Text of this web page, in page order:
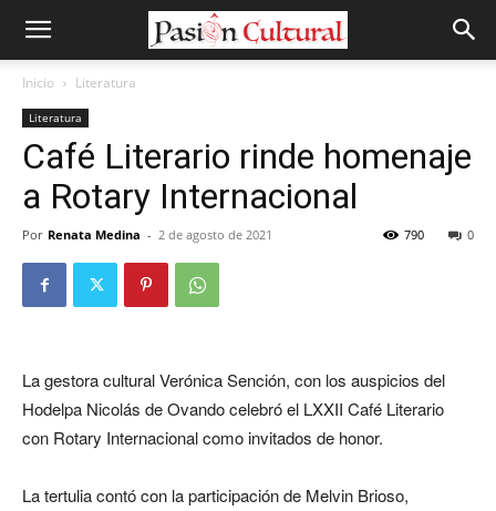
Inicio Literatura
Literatura
Café Literario rinde homenaje
a Rotary Internacional
Por Renata Medina - 2 de agosto de 2021 0
790
La gestora cultural Verónica Sención, con los auspicios del
Hodelpa Nicolás de Ovando celebró el LXXII Café Literario
con Rotary Internacional como invitados de honor.
La tertulia contó con la participación de Melvin Brioso,